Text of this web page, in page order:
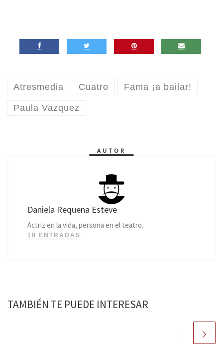
Atresmedia Cuatro Fama ¡a bailar!
Paula Vazquez
AUTOR
Daniela Requena Esteve
Actriz en la vida, persona en el teatro.
18 ENTRADAS
TAMBIÉN TE PUEDE INTERESAR